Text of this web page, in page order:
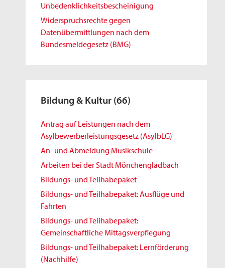
Unbedenklichkeitsbescheinigung
Widerspruchsrechte gegen
Datenübermittlungen nach dem
Bundesmeldegesetz (BMG)
Bildung & Kultur (66)
Antrag auf Leistungen nach dem
Asylbewerberleistungsgesetz (AsylbLG)
An- und Abmeldung Musikschule
Arbeiten bei der Stadt Mönchengladbach
Bildungs- und Teilhabepaket
Bildungs- und Teilhabepaket: Ausflüge und
Fahrten
Bildungs- und Teilhabepaket:
Gemeinschaftliche Mittagsverpflegung
Bildungs- und Teilhabepaket: Lernförderung
(Nachhilfe)